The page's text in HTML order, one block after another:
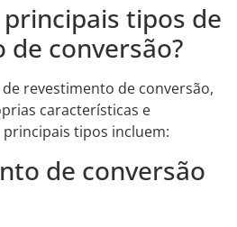
tipos de
conversão?
revestimento de conversão,
características e
tipos incluem:
de conversão